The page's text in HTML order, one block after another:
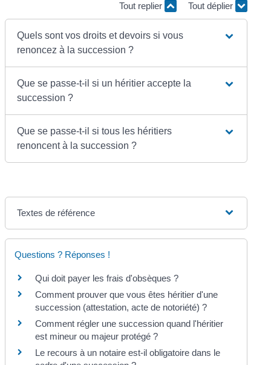
Tout replier Tout déplier
Quels sont vos droits et devoirs si vous
renoncez à la succession ?
Que se passe-t-il si un héritier accepte la
succession ?
Que se passe-t-il si tous les héritiers
renoncent à la succession ?
Textes de référence
Questions ? Réponses !
Qui doit payer les frais d'obsèques ?
Comment prouver que vous êtes héritier d'une
succession (attestation, acte de notoriété) ?
Comment régler une succession quand l'héritier
est mineur ou majeur protégé ?
Le recours à un notaire est-il obligatoire dans le